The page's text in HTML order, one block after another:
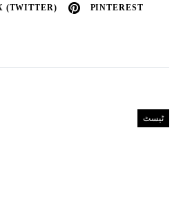
(TWITTER) PINTEREST
ٹیسٹ